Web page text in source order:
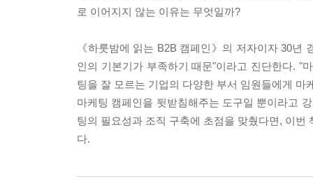
로 이어지지 않는 이유는 무엇일까?
《하룻밤에 읽는 B2B 캠페인》의 저자이자 30
인의 기본기가 부족하기 때문"이라고 진단한다. "
팅을 잘 모르는 기업의 다양한 부서 임원들에게
마케팅 캠페인을 뒷받침해주는 도구일 뿐이라고
팅의 필요성과 조직 구축에 초점을 맞췄다면, 이
다.